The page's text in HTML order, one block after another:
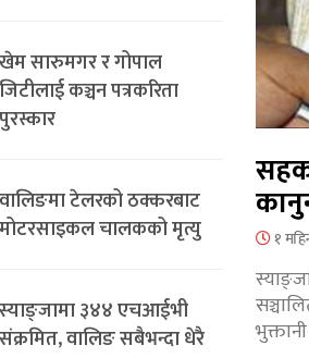
खेम सारुमगर र गोपाल
जिटीलाई कञ्चन पत्रकरिता
पुरस्कार
वालिङमा टेलरको ठक्करबाट
मोटरसाइकल चालकको मृत्यु
स्याङ्जामा ३४४ एचआईभी
संक्रमित, वालिङ सबैभन्दा धेरै
१